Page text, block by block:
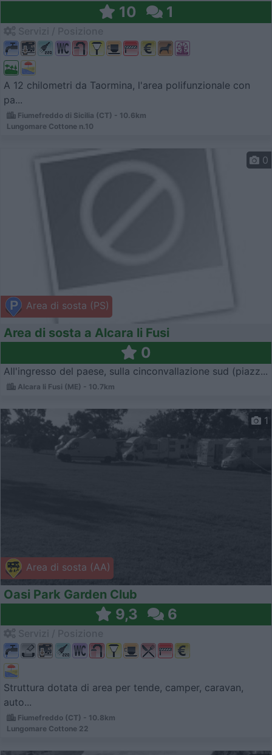
10 1
A 12 chilometri da Taormina, l'area polifunzionale con
pa...
Fiumefreddo di Sicilia (CT) - 10.6km
Lungomare Cottone n.10
Area di sosta (PS)
0
Area di sosta a Alcara li Fusi
0
All'ingresso del paese, sulla cinconvallazione sud (piazz...
Alcara li Fusi (ME) - 10.7km
Area di sosta (AA)
1
Oasi Park Garden Club
9,3 6
Struttura dotata di area per tende, camper, caravan,
auto...
Fiumefreddo (CT) - 10.8km
Lungomare Cottone 22